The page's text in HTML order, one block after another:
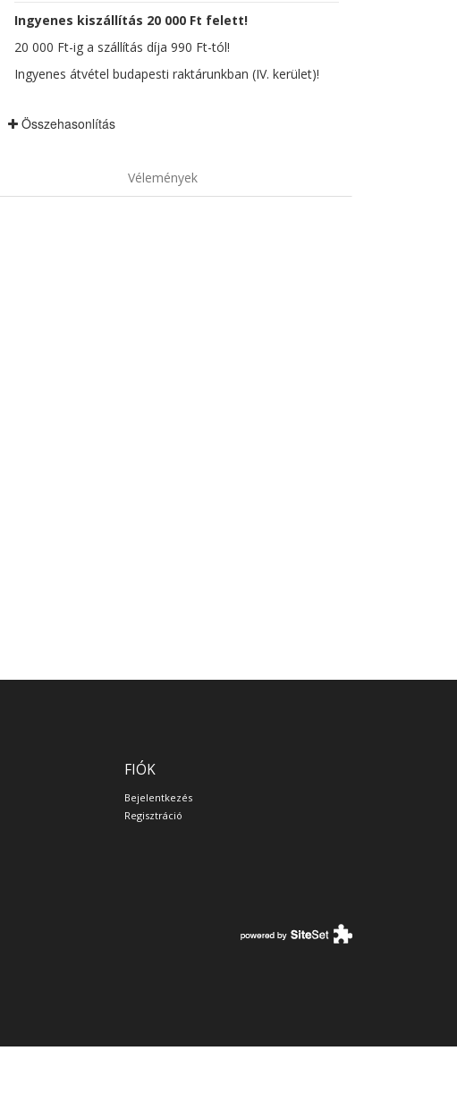
Ingyenes kiszállítás 20 000 Ft felett!
20 000 Ft-ig a szállítás díja 990 Ft-tól!
Ingyenes átvétel budapesti raktárunkban (IV. kerület)!
Összehasonlítás
Vélemények
FIÓK
Bejelentkezés
Regisztráció